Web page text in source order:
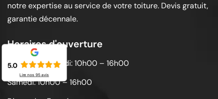
notre expertise au service de votre toiture. Devis gratuit,
garantie décennale.
Horaires d'ouverture
Lundi au vendredi: 10h00 – 16h00
Samedi: 10h00 – 16h00
5.0
Lire nos 95avis